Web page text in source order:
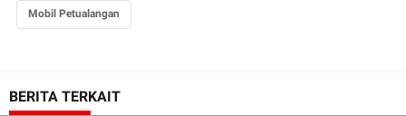
Mobil Petualangan
BERITA TERKAIT